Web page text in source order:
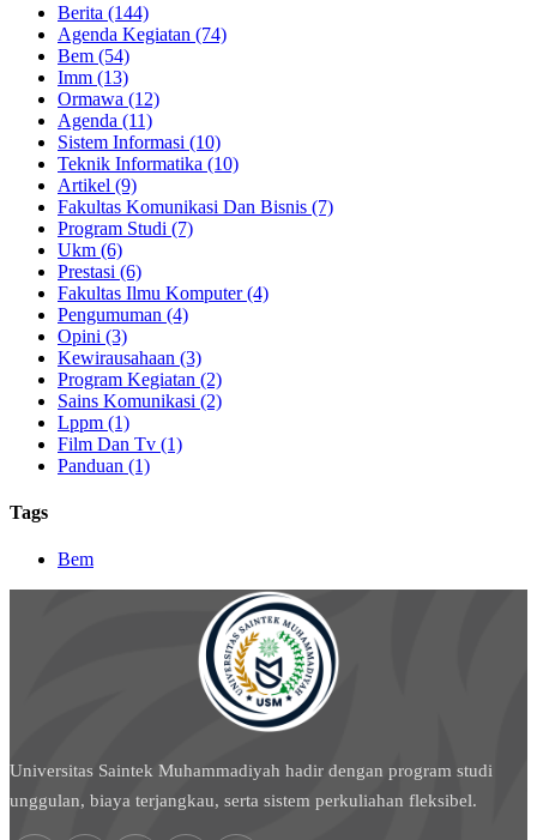
Berita (144)
Agenda Kegiatan (74)
Bem (54)
Imm (13)
Ormawa (12)
Agenda (11)
Sistem Informasi (10)
Teknik Informatika (10)
Artikel (9)
Fakultas Komunikasi Dan Bisnis (7)
Program Studi (7)
Ukm (6)
Prestasi (6)
Fakultas Ilmu Komputer (4)
Pengumuman (4)
Opini (3)
Kewirausahaan (3)
Program Kegiatan (2)
Sains Komunikasi (2)
Lppm (1)
Film Dan Tv (1)
Panduan (1)
Tags
Bem
Universitas Saintek Muhammadiyah hadir dengan program studi
unggulan, biaya terjangkau, serta sistem perkuliahan fleksibel.